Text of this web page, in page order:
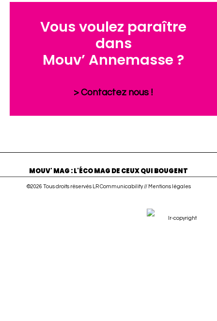
Vous voulez paraître
dans
Mouv’ Annemasse ?
> Contactez nous !
MOUV' MAG : L'ÉCO MAG DE CEUX QUI BOUGENT
©2026 Tous droits réservés LR Communicability // Mentions légales